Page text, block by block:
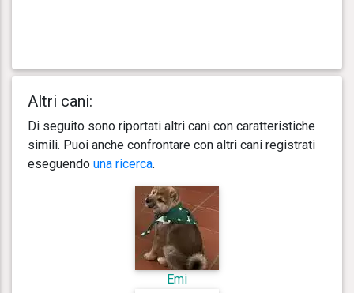
Altri cani:
Di seguito sono riportati altri cani con caratteristiche
simili. Puoi anche confrontare con altri cani registrati
eseguendo una ricerca.
Emi